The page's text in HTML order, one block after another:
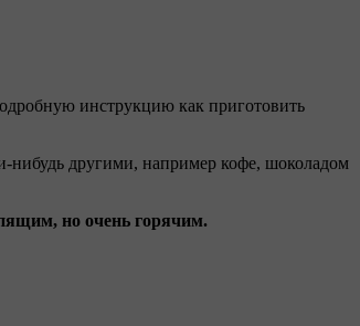
инструкцию как приготовить
нибудь другими, например кофе, шоколадом
но очень горячим.